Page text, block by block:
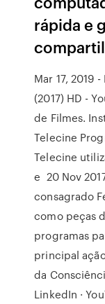
rápida e
Mar 17, 2019
(2017) HD -
de Filmes.
Telecine
Telecine
e 20 Nov
consagrado
como peças
programas
principal
da
LinkedIn ·